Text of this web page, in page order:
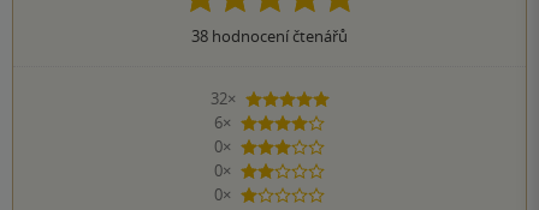
38 hodnocení čtenářů
32×
5 hvězdiček
6×
4 hvězdičky
0×
3 hvězdičky
0×
2 hvězdičky
0×
1 hvezdička